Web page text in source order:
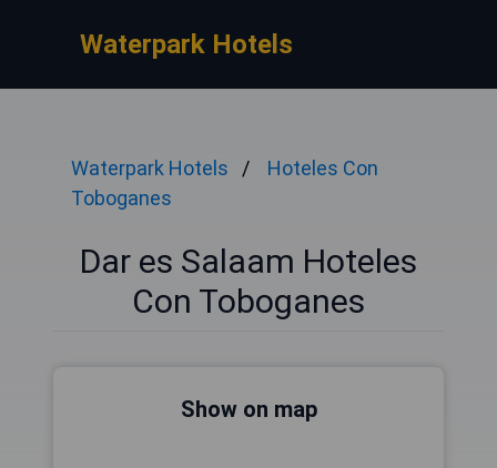
Waterpark Hotels
Waterpark Hotels
Hoteles Con
Toboganes
Dar es Salaam Hoteles
Con Toboganes
Show on map